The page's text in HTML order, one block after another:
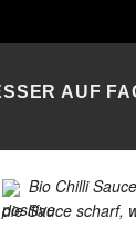
AUF
Bio Chilli
die Sauce scharf,